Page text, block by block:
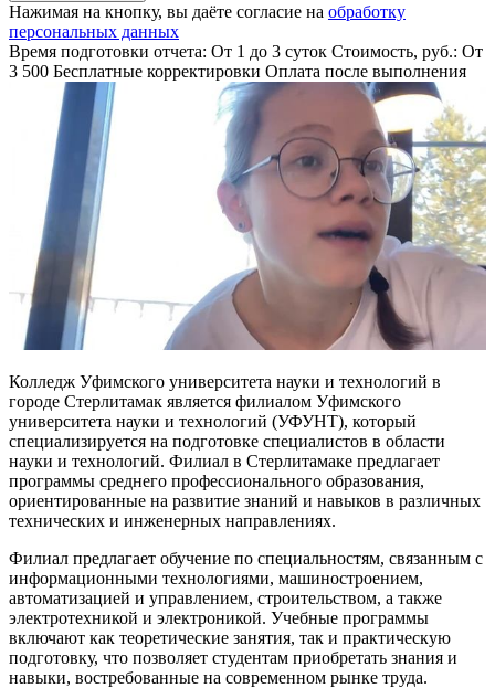
Нажимая на кнопку, вы даёте согласие на обработку
персональных данных
Время подготовки отчета: От 1 до 3 суток Стоимость, руб.: От
3 500 Бесплатные корректировки Оплата после выполнения
Колледж Уфимского университета науки и технологий в
городе Стерлитамак является филиалом Уфимского
университета науки и технологий (УФУНТ), который
специализируется на подготовке специалистов в области
науки и технологий. Филиал в Стерлитамаке предлагает
программы среднего профессионального образования,
ориентированные на развитие знаний и навыков в различных
технических и инженерных направлениях.
Филиал предлагает обучение по специальностям, связанным с
информационными технологиями, машиностроением,
автоматизацией и управлением, строительством, а также
электротехникой и электроникой. Учебные программы
включают как теоретические занятия, так и практическую
подготовку, что позволяет студентам приобретать знания и
навыки, востребованные на современном рынке труда.